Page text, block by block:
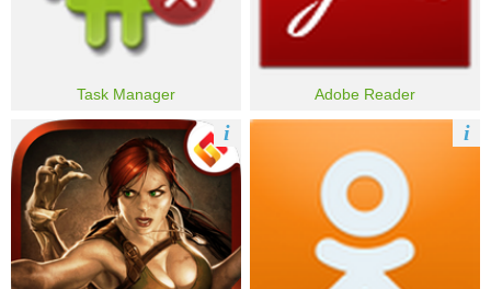
Task Manager Adobe Reader
i i